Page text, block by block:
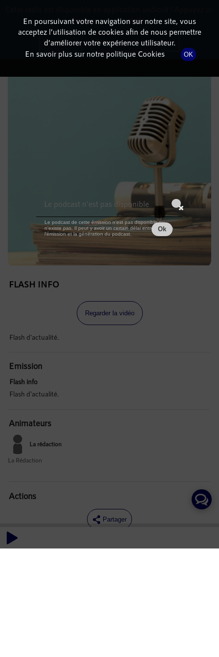
DÉTAILS DE L'ÉPISODE
9 octobre 2022à 12h59, durée : Invalid date
FLASH INFO
Regarder la vidéo
Flash d'actualité.
Emission
Flash info
Flash d'actualité.
Animateurs
La rédaction
La Rédaction
Actions
Partager
Commentaires
En poursuivant votre navigation sur notre site, vous
acceptez l’utilisation de cookies afin de nous permettre
d’améliorer votre expérience utilisateur.
En savoir plus sur notre politique Cookies
OK
dessous pour l'installer.
Non merci Télécharger l'application
Le podcast n'est pas disponible
Le podcast de cette émission n'est pas disponible ou
n'existe pas. Il peut y avoir un certain délai entre la fin de
l'émission et la génération du podcast.
Ok